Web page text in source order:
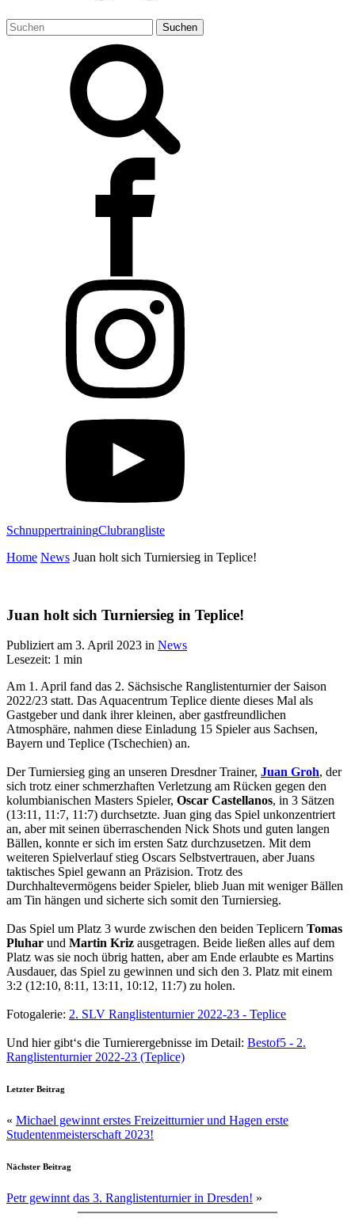
Suchen
nach:
SchnuppertrainingClubrangliste
Home News Juan holt sich Turniersieg in Teplice!
Juan holt sich Turniersieg in Teplice!
Publiziert am 3. April 2023 in News
Lesezeit: 1 min
Am 1. April fand das 2. Sächsische Ranglistenturnier der Saison
2022/23 statt. Das Aquacentrum Teplice diente dieses Mal als
Gastgeber und dank ihrer kleinen, aber gastfreundlichen
Atmosphäre, nahmen diese Einladung 15 Spieler aus Sachsen,
Bayern und Teplice (Tschechien) an.
Der Turniersieg ging an unseren Dresdner Trainer, Juan Groh, der
sich trotz einer schmerzhaften Verletzung am Rücken gegen den
kolumbianischen Masters Spieler, Oscar Castellanos, in 3 Sätzen
(13:11, 11:7, 11:7) durchsetzte. Juan ging das Spiel unkonzentriert
an, aber mit seinen überraschenden Nick Shots und guten langen
Bällen, konnte er sich im ersten Satz durchzusetzen. Mit dem
weiteren Spielverlauf stieg Oscars Selbstvertrauen, aber Juans
taktisches Spiel gewann an Präzision. Trotz des
Durchhaltevermögens beider Spieler, blieb Juan mit weniger Bällen
am Tin hängen und sicherte sich somit den Turniersieg.
Das Spiel um Platz 3 wurde zwischen den beiden Teplicern Tomas
Pluhar und Martin Kriz ausgetragen. Beide ließen alles auf dem
Platz was sie noch übrig hatten, aber am Ende erlaubte es Martins
Ausdauer, das Spiel zu gewinnen und sich den 3. Platz mit einem
3:2 (12:10, 8:11, 13:11, 10:12, 11:7) zu holen.
Fotogalerie: 2. SLV Ranglistenturnier 2022-23 - Teplice
Und hier gibt‘s die Turnierergebnisse im Detail: Bestof5 - 2.
Ranglistenturnier 2022-23 (Teplice)
Letzter Beitrag
« Michael gewinnt erstes Freizeitturnier und Hagen erste
Studentenmeisterschaft 2023!
Nächster Beitrag
Petr gewinnt das 3. Ranglistenturnier in Dresden! »